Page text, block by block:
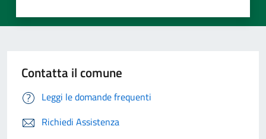
Contatta il comune
Leggi le domande frequenti
Richiedi Assistenza